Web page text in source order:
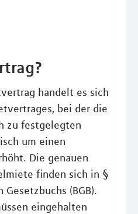
handelt es sich
bei der die
zu festgelegten
um einen
Die genauen
finden sich in §
(BGB).
eingehalten